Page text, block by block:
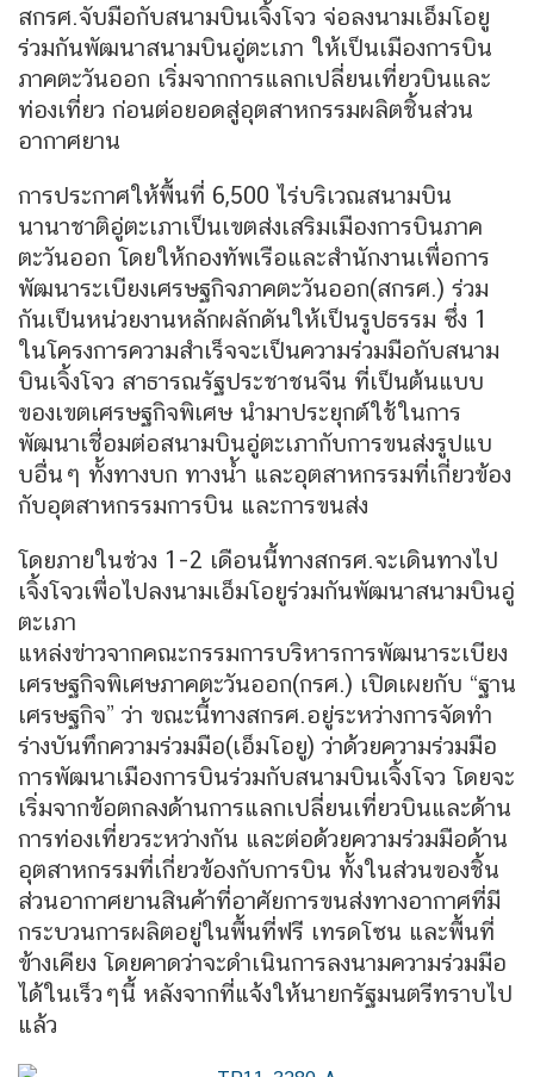
สกรศ.จับมือกับสนามบินเจิ้งโจว จ่อลงนามเอ็มโอยู
ร่วมกันพัฒนาสนามบินอู่ตะเภา ให้เป็นเมืองการบิน
ภาคตะวันออก เริ่มจากการแลกเปลี่ยนเที่ยวบินและ
ท่องเที่ยว ก่อนต่อยอดสู่อุตสาหกรรมผลิตชิ้นส่วน
อากาศยาน
การประกาศให้พื้นที่ 6,500 ไร่บริเวณสนามบิน
นานาชาติอู่ตะเภาเป็นเขตส่งเสริมเมืองการบินภาค
ตะวันออก โดยให้กองทัพเรือและสำนักงานเพื่อการ
พัฒนาระเบียงเศรษฐกิจภาคตะวันออก(สกรศ.) ร่วม
กันเป็นหน่วยงานหลักผลักดันให้เป็นรูปธรรม ซึ่ง 1
ในโครงการความสำเร็จจะเป็นความร่วมมือกับสนาม
บินเจิ้งโจว สาธารณรัฐประชาชนจีน ที่เป็นต้นแบบ
ของเขตเศรษฐกิจพิเศษ นำมาประยุกต์ใช้ในการ
พัฒนาเชื่อมต่อสนามบินอู่ตะเภากับการขนส่งรูปแบ
บอื่นๆ ทั้งทางบก ทางนํ้า และอุตสาหกรรมที่เกี่ยวข้อง
กับอุตสาหกรรมการบิน และการขนส่ง
โดยภายในช่วง 1-2 เดือนนี้ทางสกรศ.จะเดินทางไป
เจิ้งโจวเพื่อไปลงนามเอ็มโอยูร่วมกันพัฒนาสนามบินอู่
ตะเภา
แหล่งข่าวจากคณะกรรมการบริหารการพัฒนาระเบียง
เศรษฐกิจพิเศษภาคตะวันออก(กรศ.) เปิดเผยกับ “ฐาน
เศรษฐกิจ” ว่า ขณะนี้ทางสกรศ.อยู่ระหว่างการจัดทำ
ร่างบันทึกความร่วมมือ(เอ็มโอยู) ว่าด้วยความร่วมมือ
การพัฒนาเมืองการบินร่วมกับสนามบินเจิ้งโจว โดยจะ
เริ่มจากข้อตกลงด้านการแลกเปลี่ยนเที่ยวบินและด้าน
การท่องเที่ยวระหว่างกัน และต่อด้วยความร่วมมือด้าน
อุตสาหกรรมที่เกี่ยวข้องกับการบิน ทั้งในส่วนของชิ้น
ส่วนอากาศยานสินค้าที่อาศัยการขนส่งทางอากาศที่มี
กระบวนการผลิตอยู่ในพื้นที่ฟรี เทรดโซน และพื้นที่
ข้างเคียง โดยคาดว่าจะดำเนินการลงนามความร่วมมือ
ได้ในเร็วๆนี้ หลังจากที่แจ้งให้นายกรัฐมนตรีทราบไป
แล้ว